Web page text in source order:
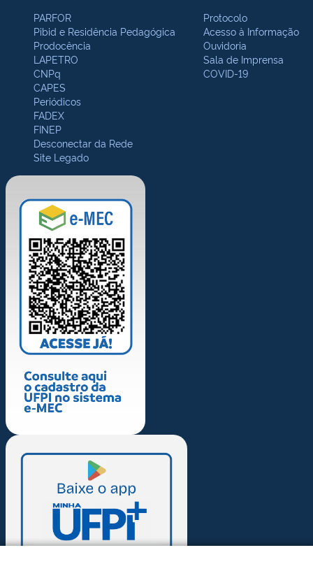
PARFOR
Pibid e Residência Pedagógica
Prodocência
LAPETRO
CNPq
CAPES
Periódicos
FADEX
FINEP
Desconectar da Rede
Site Legado
Protocolo
Acesso à Informação
Ouvidoria
Sala de Imprensa
COVID-19